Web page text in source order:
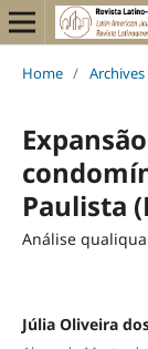
Home / Archives
Paulista
Análise
Júlia Oliveira